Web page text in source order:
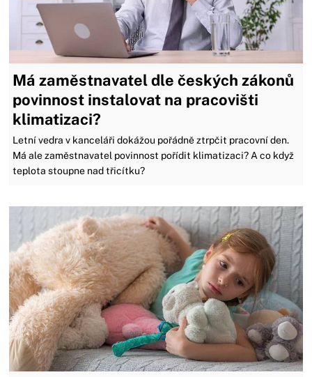
Má zaměstnavatel dle českých zákonů
povinnost instalovat na pracovišti
klimatizaci?
Letní vedra v kanceláři dokážou pořádně ztrpčit pracovní den.
Má ale zaměstnavatel povinnost pořídit klimatizaci? A co když
teplota stoupne nad třicítku?